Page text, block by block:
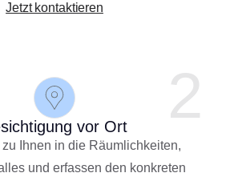
Jetzt kontaktieren
2
vor Ort
Ihnen in die Räumlichkeiten,
und erfassen den konkreten